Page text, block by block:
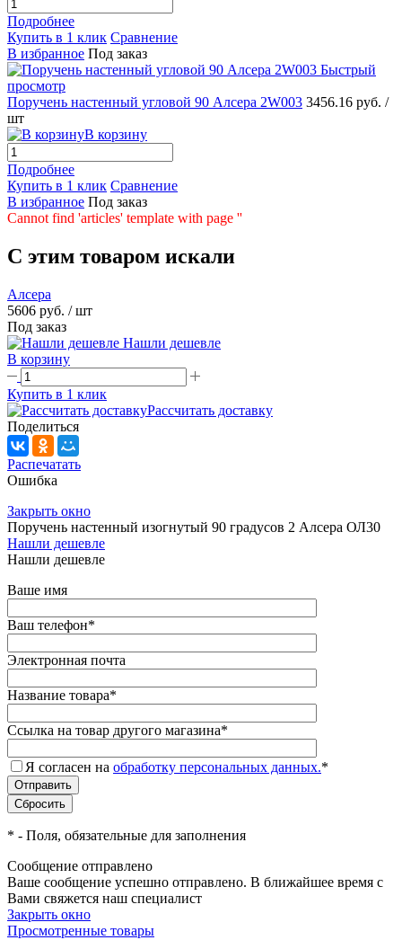
Подробнее
Купить в 1 клик Сравнение
В избранное Под заказ
Быстрый
просмотр
Поручень настенный угловой 90 Алсера 2W003 3456.16 руб. /
шт
В корзину
Подробнее
Купить в 1 клик Сравнение
В избранное Под заказ
Cannot find 'articles' template with page ''
C этим товаром искали
Алсера
5606 руб. / шт
Под заказ
Нашли дешевле
В корзину
Купить в 1 клик
Рассчитать доставку
Поделиться
Распечатать
Ошибка
Закрыть окно
Поручень настенный изогнутый 90 градусов 2 Алсера ОЛ30
Нашли дешевле
Нашли дешевле
Ваше имя
Ваш телефон*
Электронная почта
Название товара*
Ссылка на товар другого магазина*
Я согласен на обработку персональных данных.*
* - Поля, обязательные для заполнения
Сообщение отправлено
Ваше сообщение успешно отправлено. В ближайшее время с
Вами свяжется наш специалист
Закрыть окно
Просмотренные товары